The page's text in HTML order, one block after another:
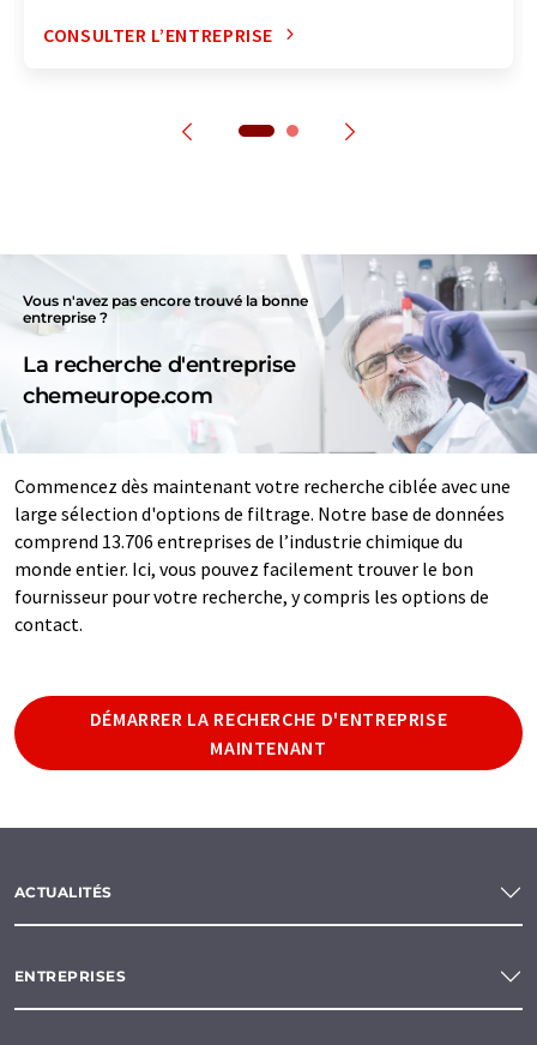
CONSULTER L’ENTREPRISE
Vous n'avez pas encore trouvé la bonne
entreprise ?
La recherche d'entreprise
chemeurope.com
Commencez dès maintenant votre recherche ciblée avec une
large sélection d'options de filtrage. Notre base de données
comprend 13.706 entreprises de l’industrie chimique du
monde entier. Ici, vous pouvez facilement trouver le bon
fournisseur pour votre recherche, y compris les options de
contact.
DÉMARRER LA RECHERCHE D'ENTREPRISE
MAINTENANT
ACTUALITÉS
ENTREPRISES